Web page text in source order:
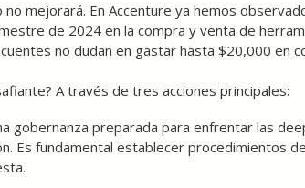
mejorará. En Accenture ya hemos
de 2024 en la compra y venta de
no dudan en gastar hasta $20,000 en
A través de tres acciones principales:
gobernanza preparada para enfrentar las
Es fundamental establecer procedimientos